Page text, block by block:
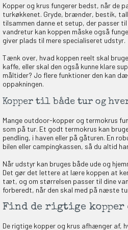
Kopper og krus fungerer bedst, når de
turkøkkenet. Gryde, brænder, bestik,
tilsammen danne et setup, der passer
vandretur kan koppen måske også
giver plads til mere specialiseret udstyr.
Tænk over, hvad koppen reelt skal
kaffe, eller skal den også kunne klare
måltider? Jo flere funktioner den kan
oppakningen.
Kopper til både tur og
Mange outdoor-kopper og termokrus
som på tur. Et godt termokrus kan
pendling, i haven eller på gåturen. En
bilen eller campingkassen, så du altid
Når udstyr kan bruges både ude og
Det gør det lettere at lære koppen at
tæt, og om størrelsen passer til dine
forberedt, når den skal med på næste
Find de rigtige kopper
De rigtige kopper og krus afhænger af,